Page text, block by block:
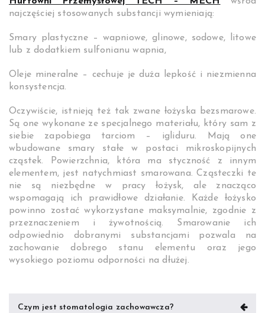
najczęściej stosowanych substancji wymieniają:
Smary plastyczne – wapniowe, glinowe, sodowe, litowe
lub z dodatkiem sulfonianu wapnia,
Oleje mineralne – cechuje je duża lepkość i niezmienna
konsystencja.
Oczywiście, istnieją też tak zwane łożyska bezsmarowe.
Są one wykonane ze specjalnego materiału, który sam z
siebie zapobiega tarciom – igliduru. Mają one
wbudowane smary stałe w postaci mikroskopijnych
cząstek. Powierzchnia, która ma styczność z innym
elementem, jest natychmiast smarowana. Cząsteczki te
nie są niezbędne w pracy łożysk, ale znacząco
wspomagają ich prawidłowe działanie. Każde łożysko
powinno zostać wykorzystane maksymalnie, zgodnie z
przeznaczeniem i żywotnością. Smarowanie ich
odpowiednio dobranymi substancjami pozwala na
zachowanie dobrego stanu elementu oraz jego
wysokiego poziomu odporności na dłużej.
Nawigacja
Czym jest stomatologia zachowawcza?